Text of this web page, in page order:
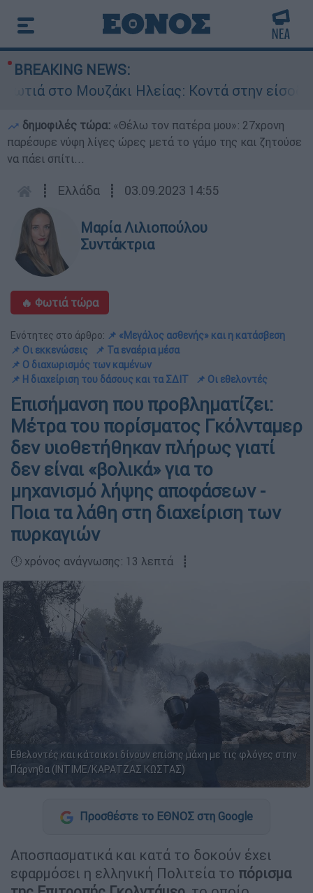
BREAKING NEWS:
Ηλείας: Κοντά στην είσοδο του
δημοφιλές τώρα: «Θέλω τον πατέρα μου»: 27χρονη
παρέσυρε νύφη λίγες ώρες μετά το γάμο της και ζητούσε
να πάει σπίτι...
┋ Ελλάδα ┋ 03.09.2023 14:55
Μαρία Λιλιοπούλου
Συντάκτρια
🔥 Φωτιά τώρα
Ενότητες στο άρθρο: 📌 «Μεγάλος ασθενής» και η κατάσβεση
📌 Οι εκκενώσεις
📌 Τα εναέρια μέσα
📌 Ο διαχωρισμός των καμένων
📌 Η διαχείριση του δάσους και τα ΣΔΙΤ
📌 Οι εθελοντές
Eπισήμανση που προβληματίζει:
Μέτρα του πορίσματος Γκόλνταμερ
δεν υιοθετήθηκαν πλήρως γιατί
δεν είναι «βολικά» για το
μηχανισμό λήψης αποφάσεων -
Ποια τα λάθη στη διαχείριση των
πυρκαγιών
🕛 χρόνος ανάγνωσης: 13 λεπτά ┋
Εθελοντές και κάτοικοι δίνουν επίσης μάχη με τις φλόγες στην
Πάρνηθα (ΙΝΤΙΜΕ/ΚΑΡΑΤΖΑΣ ΚΩΣΤΑΣ)
Προσθέστε το ΕΘΝΟΣ στη Google
Αποσπασματικά και κατά το δοκούν έχει
εφαρμόσει η ελληνική Πολιτεία το πόρισμα